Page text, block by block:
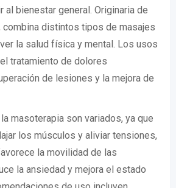
al bienestar general. Originaria de
combina distintos tipos de masajes
la salud física y mental. Los usos
tratamiento de dolores
de lesiones y la mejora de
masoterapia son variados, ya que
los músculos y aliviar tensiones,
la movilidad de las
la ansiedad y mejora el estado